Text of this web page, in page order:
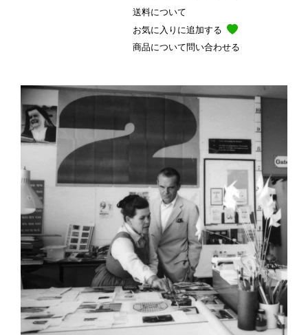
送料について
お気に入りに追加する
商品について問い合わせる